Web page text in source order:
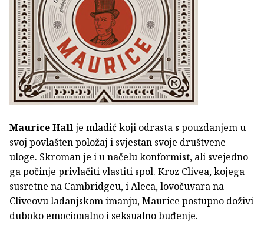
Maurice Hallje mladić koji odrasta s pouzdanjem u
svoj povlašten položaj i svjestan svoje društvene
uloge. Skroman je i u načelu konformist, ali svejedno
ga počinje privlačiti vlastiti spol. Kroz Clivea, kojega
susretne na Cambridgeu, i Aleca, lovočuvara na
Cliveovu ladanjskom imanju, Maurice postupno doživi
duboko emocionalno i seksualno buđenje.